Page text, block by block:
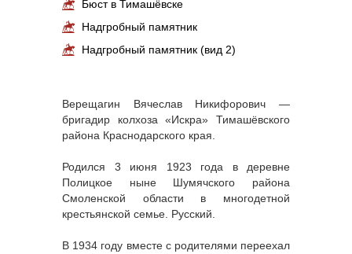
Бюст в Тимашёвске
Надгробный памятник
Надгробный памятник (вид 2)
Верещагин Вячеслав Никифорович —
бригадир колхоза «Искра» Тимашёвского
района Краснодарского края.
Родился 3 июня 1923 года в деревне
Полицкое ныне Шумячского района
Смоленской области в многодетной
крестьянской семье. Русский.
В 1934 году вместе с родителями переехал